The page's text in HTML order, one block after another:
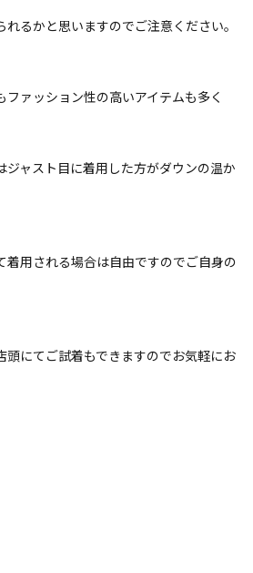
るかと思いますのでご注意ください。
ァッション性の高いアイテムも多く
ジャスト目に着用した方がダウンの温か
着用される場合は自由ですのでご自身の
頭にてご試着もできますのでお気軽にお